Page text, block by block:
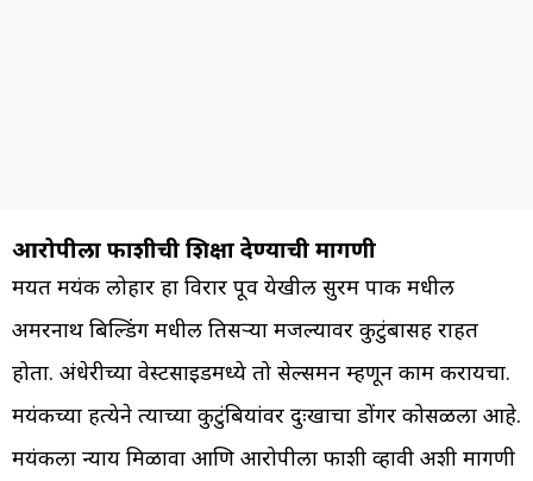
आरोपीला फाशीची शिक्षा देण्याची मागणी
मयत मयंक लोहार हा विरार पूर्व येखील सुरम पार्क मधील
अमरनाथ बिल्डिंग मधील तिसऱ्या मजल्यावर कुटुंबासह राहत
होता. अंधेरीच्या वेस्टसाईडमध्ये तो सेल्समन म्हणून काम करायचा.
मयंकच्या हत्येने त्याच्या कुटुंबियांवर दुःखाचा डोंगर कोसळला आहे.
मयंकला न्याय मिळावा आणि आरोपीला फाशी व्हावी अशी मागणी